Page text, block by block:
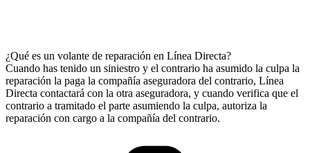
¿Qué es un volante de reparación en Línea Directa?
Cuando has tenido un siniestro y el contrario ha asumido la culpa la
reparación la paga la compañía aseguradora del contrario, Línea
Directa contactará con la otra aseguradora, y cuando verifica que el
contrario a tramitado el parte asumiendo la culpa, autoriza la
reparación con cargo a la compañía del contrario.